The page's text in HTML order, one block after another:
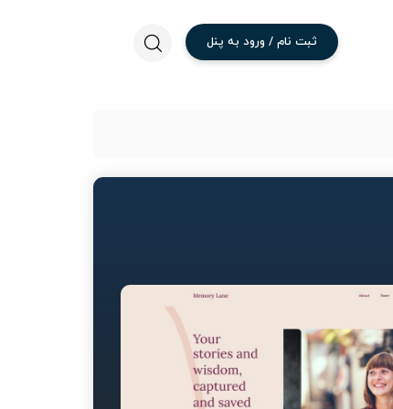
ثبت نام / ورود به پنل